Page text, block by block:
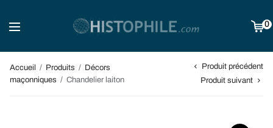
0
Accueil / Produits / Décors
maçonniques / Chandelier laiton
Produit précédent
Produit suivant